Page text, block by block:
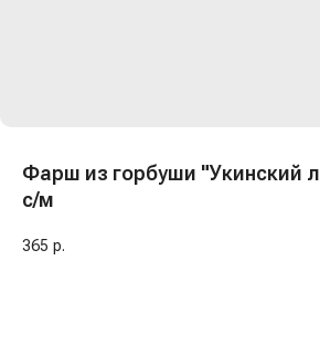
Фарш из горбуши "Укинский
с/м
365 р.